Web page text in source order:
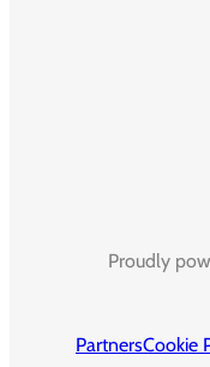
Proudly
Cookie
Partners